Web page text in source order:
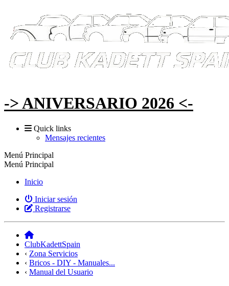
-> ANIVERSARIO 2026 <-
Quick links
Mensajes recientes
Menú Principal
Menú Principal
Inicio
Iniciar sesión
Registrarse
ClubKadettSpain
‹ Zona Servicios
‹ Bricos - DIY - Manuales...
‹ Manual del Usuario